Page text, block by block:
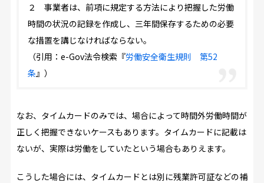
２ 事業者は、前項に規定する方法により把握した労働
時間の状況の記録を作成し、三年間保存するための必要
な措置を講じなければならない。
（引用：e-Gov法令検索『労働安全衛生規則 第52
条 』）
なお、タイムカードのみでは、場合によって時間外労働時間が
正しく把握できないケースもあります。タイムカードに記載は
ないが、実際は労働をしていたという場合もありえます。
こうした場合には、タイムカードとは別に残業許可証などの補